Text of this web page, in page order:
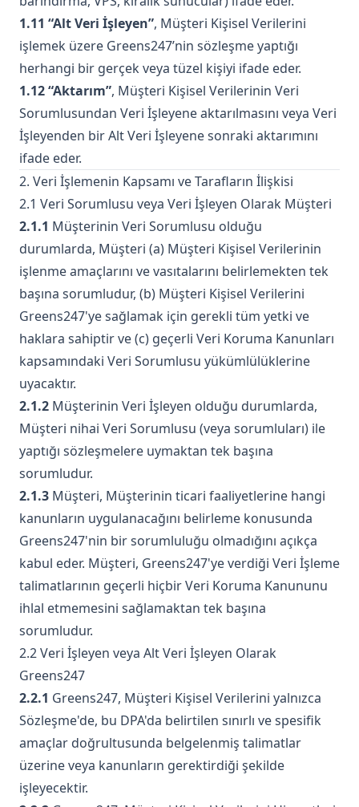
1.11 “Alt Veri İşleyen”, Müşteri Kişisel Verilerini
işlemek üzere Greens247’nin sözleşme yaptığı
herhangi bir gerçek veya tüzel kişiyi ifade eder.
1.12 “Aktarım”, Müşteri Kişisel Verilerinin Veri
Sorumlusundan Veri İşleyene aktarılmasını veya Veri
İşleyenden bir Alt Veri İşleyene sonraki aktarımını
ifade eder.
2. Veri İşlemenin Kapsamı ve Tarafların İlişkisi
2.1 Veri Sorumlusu veya Veri İşleyen Olarak Müşteri
2.1.1 Müşterinin Veri Sorumlusu olduğu
durumlarda, Müşteri (a) Müşteri Kişisel Verilerinin
işlenme amaçlarını ve vasıtalarını belirlemekten tek
başına sorumludur, (b) Müşteri Kişisel Verilerini
Greens247'ye sağlamak için gerekli tüm yetki ve
haklara sahiptir ve (c) geçerli Veri Koruma Kanunları
kapsamındaki Veri Sorumlusu yükümlülüklerine
uyacaktır.
2.1.2 Müşterinin Veri İşleyen olduğu durumlarda,
Müşteri nihai Veri Sorumlusu (veya sorumluları) ile
yaptığı sözleşmelere uymaktan tek başına
sorumludur.
2.1.3 Müşteri, Müşterinin ticari faaliyetlerine hangi
kanunların uygulanacağını belirleme konusunda
Greens247'nin bir sorumluluğu olmadığını açıkça
kabul eder. Müşteri, Greens247'ye verdiği Veri İşleme
talimatlarının geçerli hiçbir Veri Koruma Kanununu
ihlal etmemesini sağlamaktan tek başına
sorumludur.
2.2 Veri İşleyen veya Alt Veri İşleyen Olarak
Greens247
2.2.1 Greens247, Müşteri Kişisel Verilerini yalnızca
Sözleşme'de, bu DPA'da belirtilen sınırlı ve spesifik
amaçlar doğrultusunda belgelenmiş talimatlar
üzerine veya kanunların gerektirdiği şekilde
işleyecektir.